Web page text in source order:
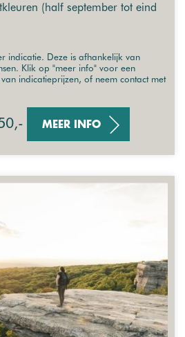
(half september tot eind
indicatie. Deze is afhankelijk van
Klik op "meer info" voor een
indicatieprijzen, of neem contact met
MEER INFO